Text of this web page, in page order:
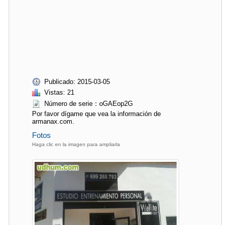
Publicado: 2015-03-05
Vistas: 21
Número de serie：oGAEop2G
Por favor dígame que vea la información de
armanax.com.
Fotos
Haga clic en la imagen para ampliarla